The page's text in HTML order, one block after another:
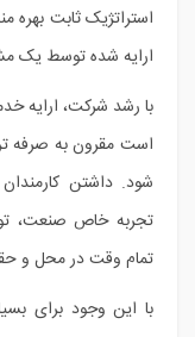
استراتژیک ثابت بهره
ارایه شده توسط یک
با رشد شرکت، ارایه
است مقرون به صرفه تر
شود. داشتن
تجربه خاص صنعت،
تمام وقت در محل و
با این وجود برای